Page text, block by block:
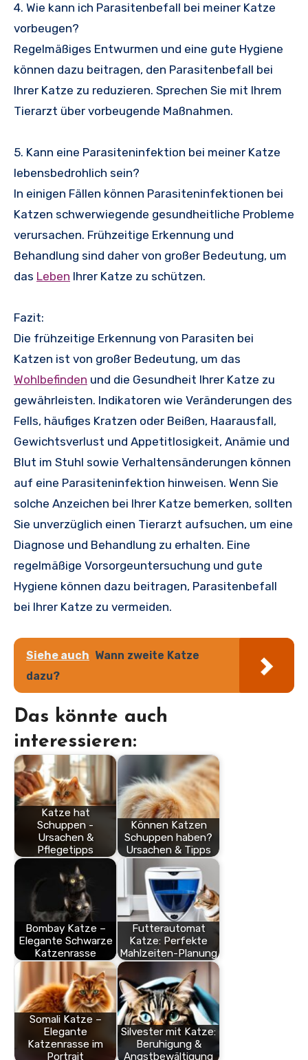
4. Wie kann ich Parasitenbefall bei meiner Katze
vorbeugen?
Regelmäßiges Entwurmen und eine gute Hygiene
können dazu beitragen, den Parasitenbefall bei
Ihrer Katze zu reduzieren. Sprechen Sie mit Ihrem
Tierarzt über vorbeugende Maßnahmen.
5. Kann eine Parasiteninfektion bei meiner Katze
lebensbedrohlich sein?
In einigen Fällen können Parasiteninfektionen bei
Katzen schwerwiegende gesundheitliche Probleme
verursachen. Frühzeitige Erkennung und
Behandlung sind daher von großer Bedeutung, um
das Leben Ihrer Katze zu schützen.
Fazit:
Die frühzeitige Erkennung von Parasiten bei
Katzen ist von großer Bedeutung, um das
Wohlbefinden und die Gesundheit Ihrer Katze zu
gewährleisten. Indikatoren wie Veränderungen des
Fells, häufiges Kratzen oder Beißen, Haarausfall,
Gewichtsverlust und Appetitlosigkeit, Anämie und
Blut im Stuhl sowie Verhaltensänderungen können
auf eine Parasiteninfektion hinweisen. Wenn Sie
solche Anzeichen bei Ihrer Katze bemerken, sollten
Sie unverzüglich einen Tierarzt aufsuchen, um eine
Diagnose und Behandlung zu erhalten. Eine
regelmäßige Vorsorgeuntersuchung und gute
Hygiene können dazu beitragen, Parasitenbefall
bei Ihrer Katze zu vermeiden.
Siehe auch Wann zweite Katze
dazu?
Das könnte auch
interessieren:
Katze hat
Schuppen -
Ursachen &
Pflegetipps
Können Katzen
Schuppen haben?
Ursachen & Tipps
Bombay Katze –
Elegante Schwarze
Katzenrasse
Futterautomat
Katze: Perfekte
Mahlzeiten-Planung
Somali Katze –
Elegante
Katzenrasse im
Portrait
Silvester mit Katze:
Beruhigung &
Angstbewältigung